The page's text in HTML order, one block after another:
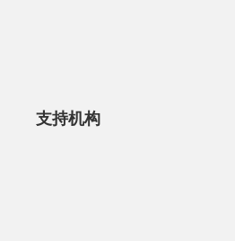
支持机构